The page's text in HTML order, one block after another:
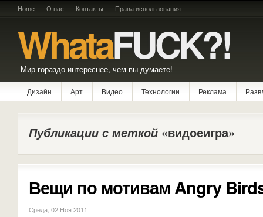
Home О нас Контакты Права использования
WhataFUCK?!
Мир гораздо интереснее, чем вы думаете!
Дизайн Арт Видео Технологии Реклама
Публикации с меткой «видоеигра»
Вещи по мотивам Angry
Среда, 02 Ноя 2011